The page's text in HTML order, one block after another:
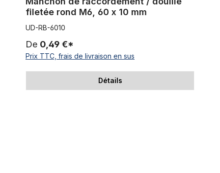
filetée rond M6, 60 x 10 mm
UD-RB-6010
De 0,49 €*
Prix TTC, frais de livraison en sus
Détails